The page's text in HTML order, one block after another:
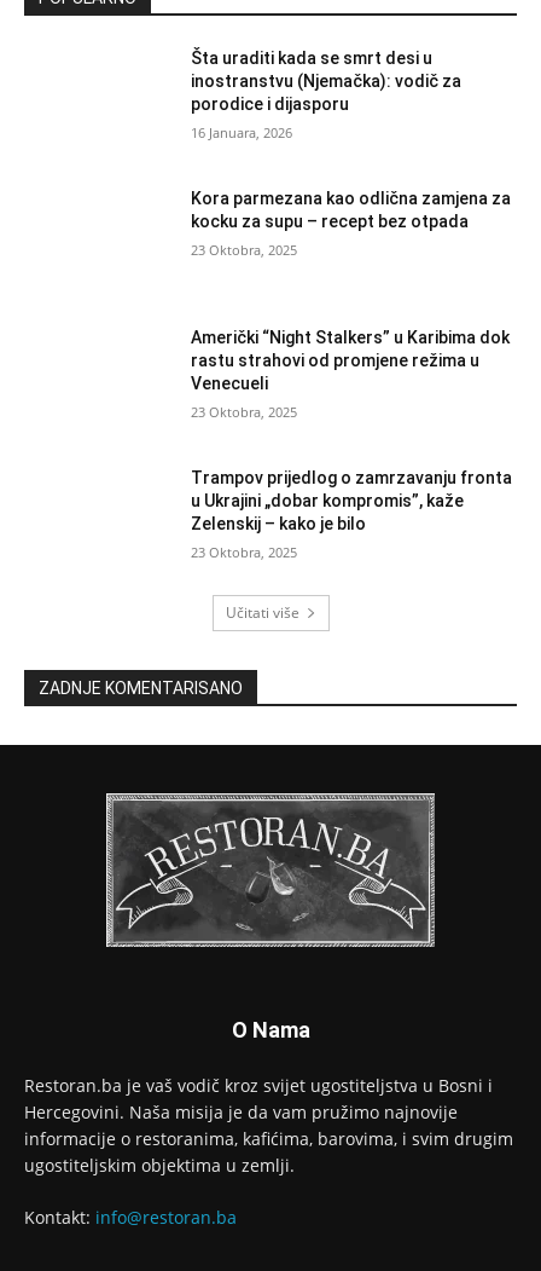
Šta uraditi kada se smrt desi u
inostranstvu (Njemačka): vodič za
porodice i dijasporu
16 Januara, 2026
Kora parmezana kao odlična zamjena za
kocku za supu – recept bez otpada
23 Oktobra, 2025
Američki “Night Stalkers” u Karibima dok
rastu strahovi od promjene režima u
Venecueli
23 Oktobra, 2025
Trampov prijedlog o zamrzavanju fronta
u Ukrajini „dobar kompromis”, kaže
Zelenskij – kako je bilo
23 Oktobra, 2025
Učitati više
ZADNJE KOMENTARISANO
O Nama
Restoran.ba je vaš vodič kroz svijet ugostiteljstva u Bosni i
Hercegovini. Naša misija je da vam pružimo najnovije
informacije o restoranima, kafićima, barovima, i svim drugim
ugostiteljskim objektima u zemlji.
Kontakt: info@restoran.ba